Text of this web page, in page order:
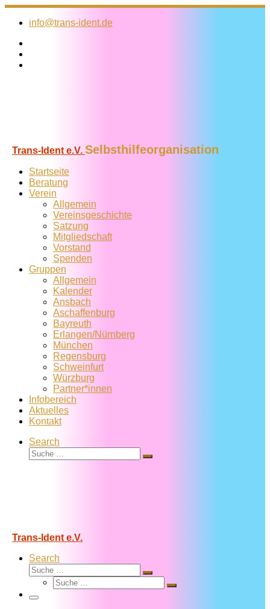
Zum
Inhalt
info@trans-ident.de
Trans-Ident e.V. Selbsthilfeorganisation
Startseite
Beratung
Verein
Allgemein
Vereins­geschichte
Satzung
Mitglied­schaft
Vorstand
Spenden
Gruppen
Allgemein
Kalender
Ansbach
Aschaffenburg
Bayreuth
Erlangen/Nürnberg
München
Regensburg
Schweinfurt
Würzburg
Partner*innen
Infobereich
Aktuelles
Kontakt
Search
Suche
Suche
Trans-Ident e.V.
Search
Suche
Suche
Suche
Suche
Menü